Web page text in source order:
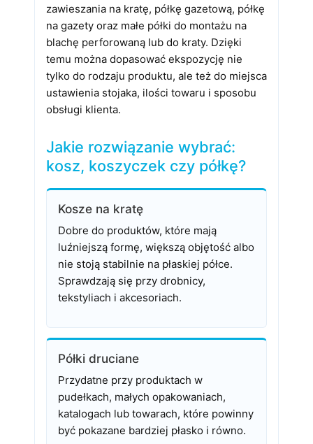
zawieszania na kratę, półkę gazetową, półkę
na gazety oraz małe półki do montażu na
blachę perforowaną lub do kraty. Dzięki
temu można dopasować ekspozycję nie
tylko do rodzaju produktu, ale też do miejsca
ustawienia stojaka, ilości towaru i sposobu
obsługi klienta.
Jakie rozwiązanie wybrać:
kosz, koszyczek czy półkę?
Kosze na kratę
Dobre do produktów, które mają
luźniejszą formę, większą objętość albo
nie stoją stabilnie na płaskiej półce.
Sprawdzają się przy drobnicy,
tekstyliach i akcesoriach.
Półki druciane
Przydatne przy produktach w
pudełkach, małych opakowaniach,
katalogach lub towarach, które powinny
być pokazane bardziej płasko i równo.